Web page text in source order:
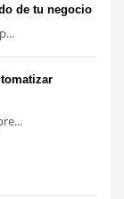
de tu negocio